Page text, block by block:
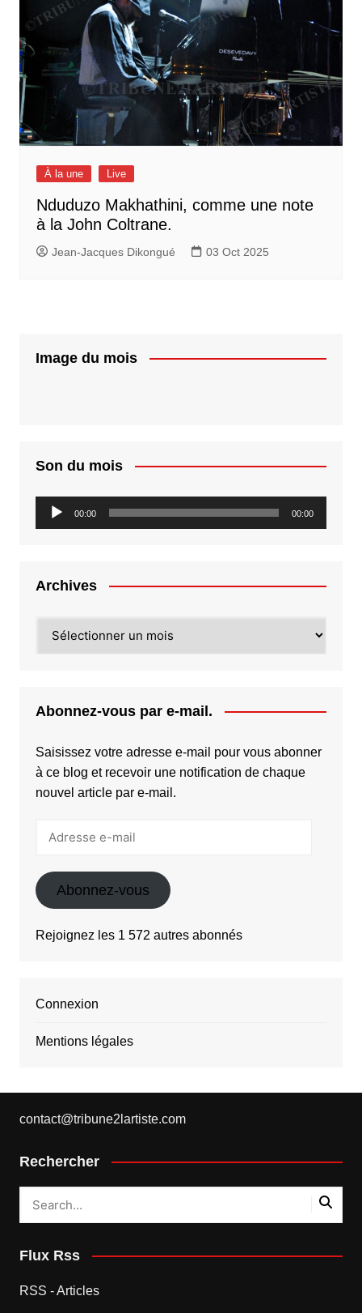
À la une Live
Nduduzo Makhathini, comme une note
à la John Coltrane.
Jean-Jacques Dikongué 03 Oct 2025
Image du mois
Son du mois
Lecteur
audio
00:00 00:00
Archives
Abonnez-vous par e-mail.
Saisissez votre adresse e-mail pour vous abonner
à ce blog et recevoir une notification de chaque
nouvel article par e-mail.
Abonnez-vous
Rejoignez les 1 572 autres abonnés
Connexion
Mentions légales
contact@tribune2lartiste.com
Rechercher
Flux Rss
RSS - Articles